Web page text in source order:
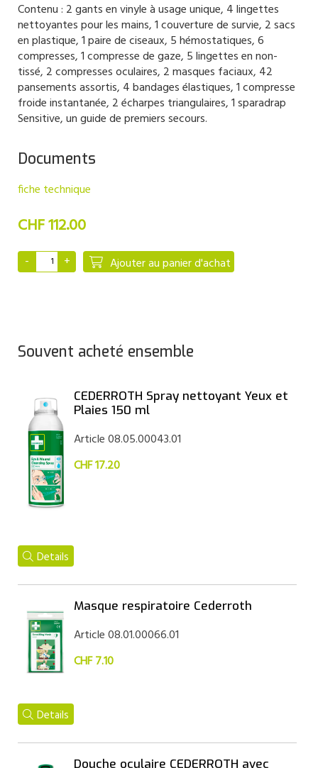
Contenu : 2 gants en vinyle à usage unique, 4 lingettes
nettoyantes pour les mains, 1 couverture de survie, 2 sacs
en plastique, 1 paire de ciseaux, 5 hémostatiques, 6
compresses, 1 compresse de gaze, 5 lingettes en non-
tissé, 2 compresses oculaires, 2 masques faciaux, 42
pansements assortis, 4 bandages élastiques, 1 compresse
froide instantanée, 2 écharpes triangulaires, 1 sparadrap
Sensitive, un guide de premiers secours.
Documents
fiche technique
CHF 112.00
Ajouter au panier d'achat
Souvent acheté ensemble
CEDERROTH Spray nettoyant Yeux et
Plaies 150 ml
Article 08.05.00043.01
CHF 17.20
Details
Masque respiratoire Cederroth
Article 08.01.00066.01
CHF 7.10
Details
Douche oculaire CEDERROTH avec